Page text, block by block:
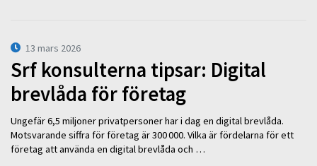
13 mars 2026
Srf konsulterna tipsar: Digital
brevlåda för företag
Ungefär 6,5 miljoner privatpersoner har i dag en digital brevlåda.
Motsvarande siffra för företag är 300 000. Vilka är fördelarna för ett
företag att använda en digital brevlåda och …